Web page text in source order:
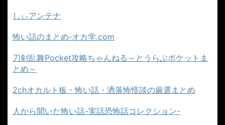
しぃアンテナ
怖い話のまとめ‐オカ学.com
刀剣乱舞Pocket攻略ちゃんねる～とうらぶポケットま
とめ～
2chオカルト板・怖い話・洒落怖怪談の厳選まとめ
人から聞いた怖い話-実話恐怖話コレクション-